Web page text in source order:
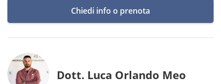
Chiedi info o prenota
Dott. Luca Orlando Meo